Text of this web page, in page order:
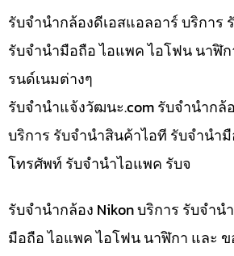
รับจำนำกล้องดีเอสแอลอาร์ บริการ
รับจำนำมือถือ ไอแพค ไอโฟน นาฬิ
รนด์เนมต่างๆ
รับจํานําแจ้งวัฒนะ.com รับจำนำกล้
บริการ รับจำนำสินค้าไอที รับจำนำ
โทรศัพท์ รับจำนำไอแพค รับจ
รับจำนำกล้อง Nikon บริการ รับจำ
มือถือ ไอแพค ไอโฟน นาฬิกา และ